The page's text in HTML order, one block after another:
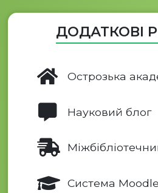
ДОДАТКОВІ
Острозька
Науковий блог
Система Moodle